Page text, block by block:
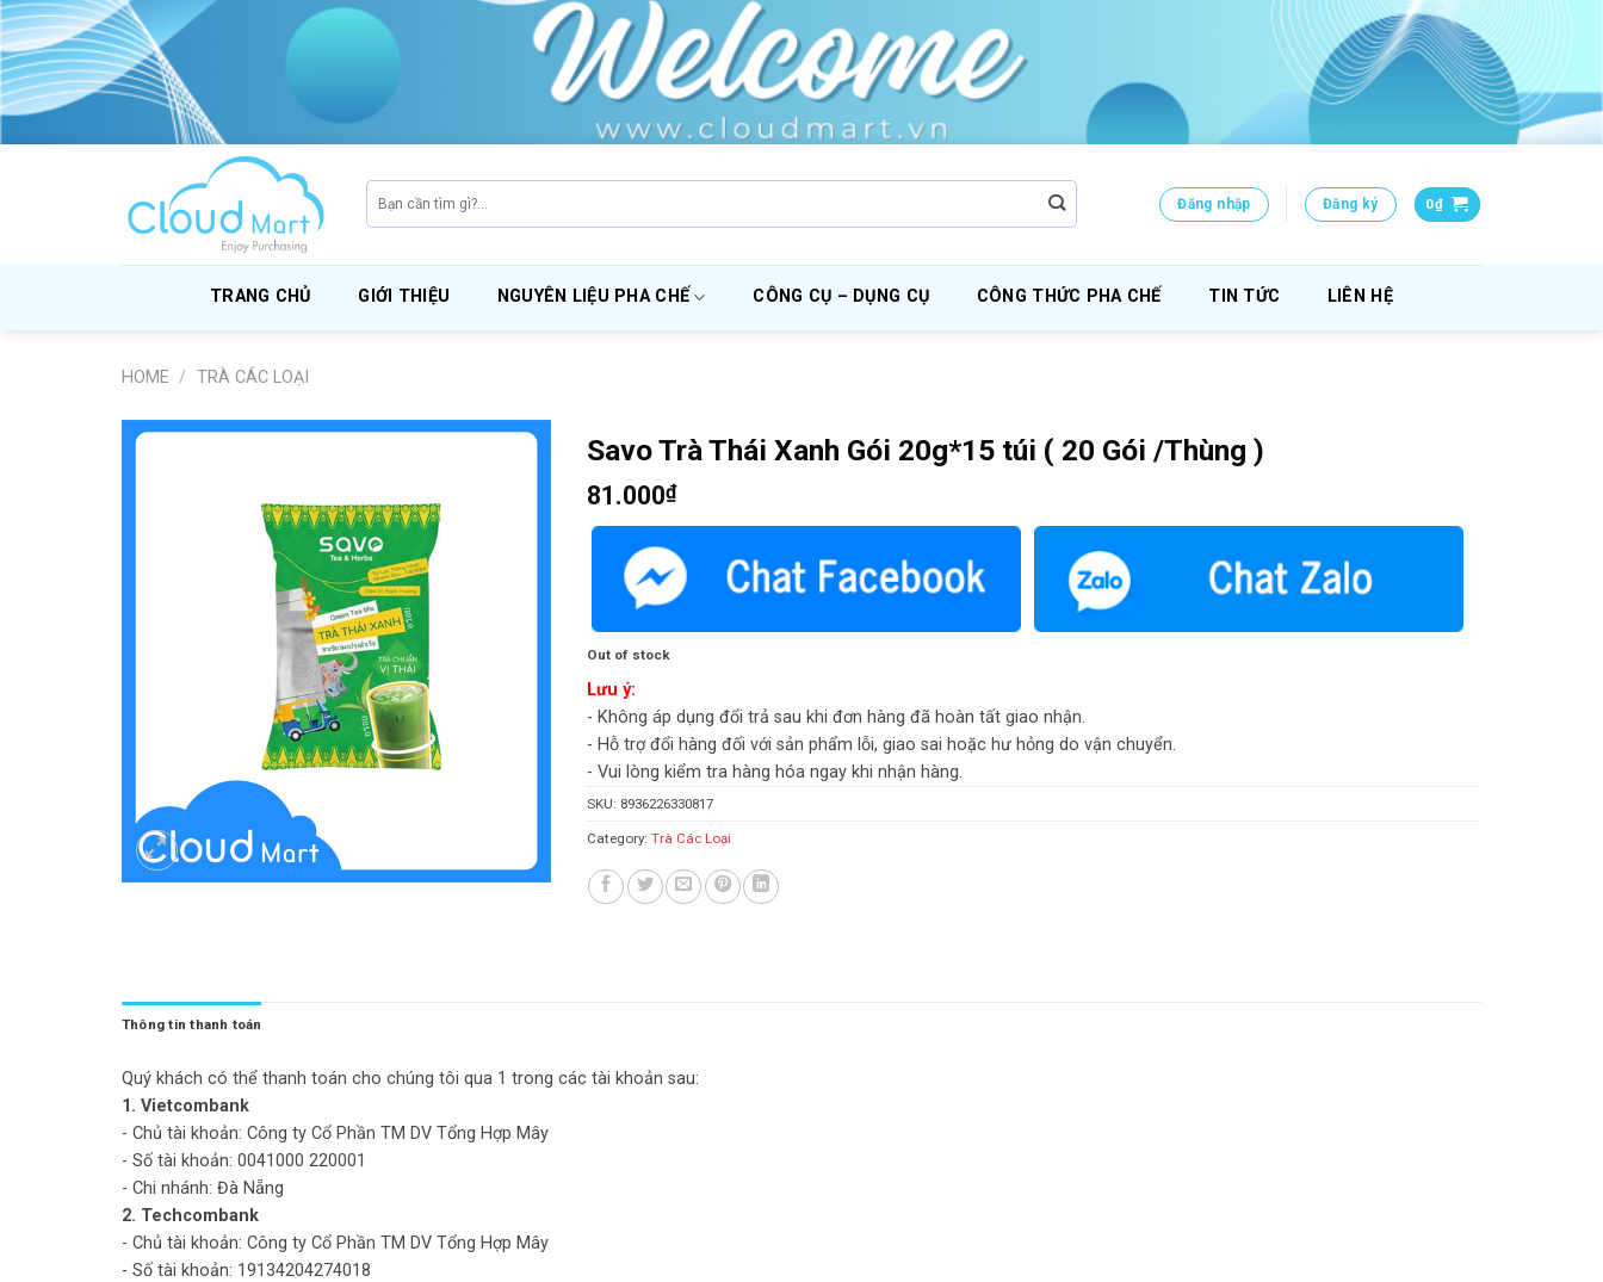
Skip
to
content
for:
Đăng nhập Đăng ký 0₫
TRANG CHỦ GIỚI THIỆU NGUYÊN LIỆU PHA CHẾ CÔNG CỤ – DỤNG CỤ CÔNG THỨC PHA CHẾ TIN TỨC LIÊN HỆ
HOME / TRÀ CÁC LOẠI
Savo Trà Thái Xanh Gói 20g*15 túi ( 20 Gói /Thùng )
81.000₫
Out of stock
Lưu ý:
- Không áp dụng đổi trả sau khi đơn hàng đã hoàn tất giao nhận.
- Hỗ trợ đổi hàng đối với sản phẩm lỗi, giao sai hoặc hư hỏng do vận chuyển.
- Vui lòng kiểm tra hàng hóa ngay khi nhận hàng.
SKU: 8936226330817
Category: Trà Các Loại
Thông tin thanh toán
Quý khách có thể thanh toán cho chúng tôi qua 1 trong các tài khoản sau:
1. Vietcombank
- Chủ tài khoản: Công ty Cổ Phần TM DV Tổng Hợp Mây
- Số tài khoản: 0041000 220001
- Chi nhánh: Đà Nẵng
2. Techcombank
- Chủ tài khoản: Công ty Cổ Phần TM DV Tổng Hợp Mây
- Số tài khoản: 19134204274018